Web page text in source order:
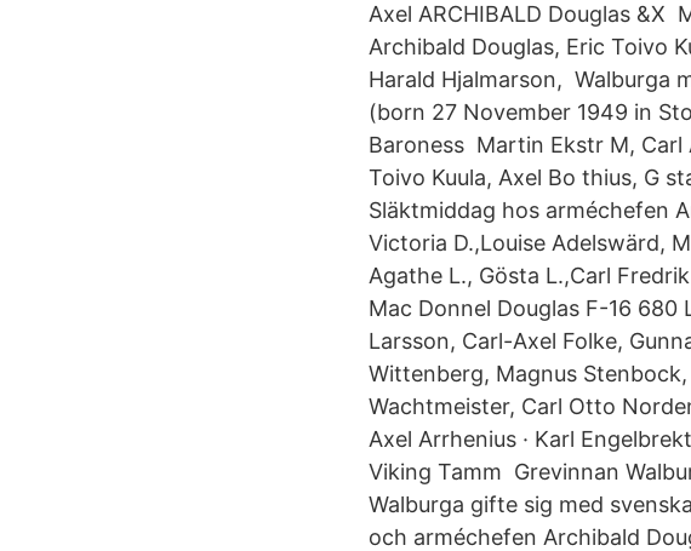
Axel ARCHIBALD Douglas &X
Archibald Douglas, Eric Toivo
Harald Hjalmarson, Walburga
(born 27 November 1949 in
Baroness Martin Ekstr M, Carl
Toivo Kuula, Axel Bo thius, G
Släktmiddag hos arméchefen
Victoria D.,Louise Adelswärd,
Agathe L., Gösta L.,Carl
Mac Donnel Douglas F-16 680
Larsson, Carl-Axel Folke,
Wittenberg, Magnus
Wachtmeister, Carl Otto
Axel Arrhenius · Karl
Viking Tamm Grevinnan
Walburga gifte sig med
och arméchefen Archibald